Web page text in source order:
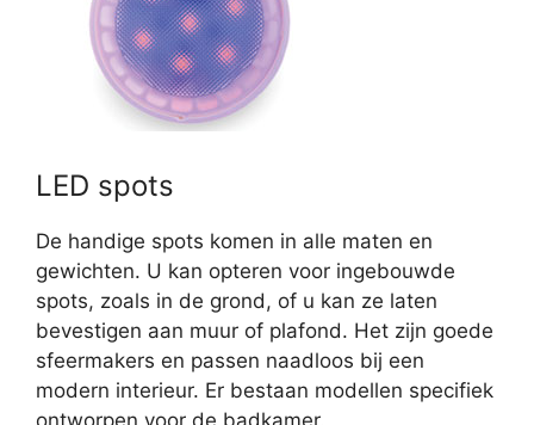
LED spots
De handige spots komen in alle maten en
gewichten. U kan opteren voor ingebouwde
spots, zoals in de grond, of u kan ze laten
bevestigen aan muur of plafond. Het zijn goede
sfeermakers en passen naadloos bij een
modern interieur. Er bestaan modellen specifiek